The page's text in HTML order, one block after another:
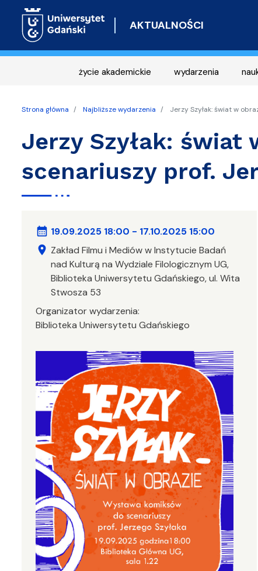
AKTUALNOŚCI
życie akademickie wydarzenia
Strona główna Najbliższe wydarzenia Jerzy Szyłak: świat w
Jerzy Szyłak: świat
scenariuszy prof.
calendar_month 19.09.2025 18:00 - 17.10.2025 15:00
location_on Zakład Filmu i Mediów w Instytucie Badań
nad Kulturą na Wydziale Filologicznym UG,
Biblioteka Uniwersytetu Gdańskiego, ul. Wita
Stwosza 53
Organizator wydarzenia:
Biblioteka Uniwersytetu Gdańskiego